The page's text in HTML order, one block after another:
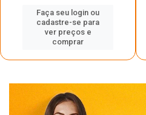
Faça seu login ou
cadastre-se para
ver preços e
comprar